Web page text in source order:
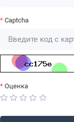
Captcha
Оценка